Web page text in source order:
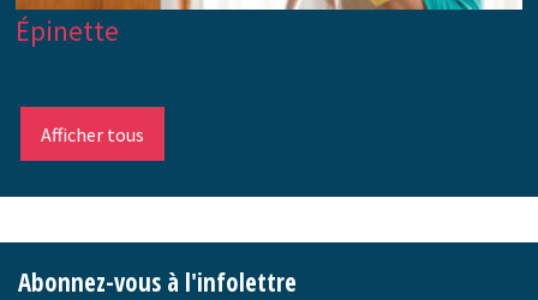
Épinette
Afficher tous
Abonnez-vous à l'infolettre